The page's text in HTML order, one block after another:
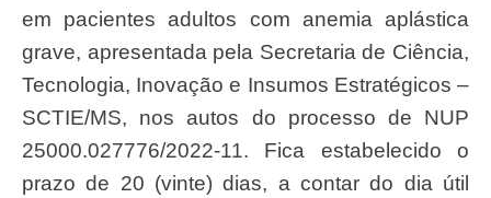
em pacientes adultos com anemia aplástica
grave, apresentada pela Secretaria de Ciência,
Tecnologia, Inovação e Insumos Estratégicos –
SCTIE/MS, nos autos do processo de NUP
25000.027776/2022-11. Fica estabelecido o
prazo de 20 (vinte) dias, a contar do dia útil